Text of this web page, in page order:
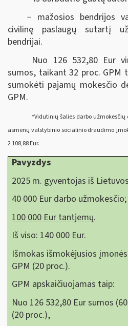
− mažosios bendrijos
civilinę paslaugų sutartį
bendrijai.
Nuo 126 532,80 Eur
sumos, taikant 32 proc. GPM
sumokėti pajamų mokesčio
GPM.
*Vidutinių šalies darbo
asmenų valstybinio socialinio draudimo
2 108,88 Eur.
Pavyzdys
2025 m. gyventojas iš
40 000 Eur darbo užmokesčio;
100 000 Eur tantjemų.
Iš viso: 140 000 Eur.
Išmokas išmokėjusios
GPM (20 proc.).
GPM apskaičiuojamas taip:
Nuo 126 532,80 Eur sumos
(20 proc.),